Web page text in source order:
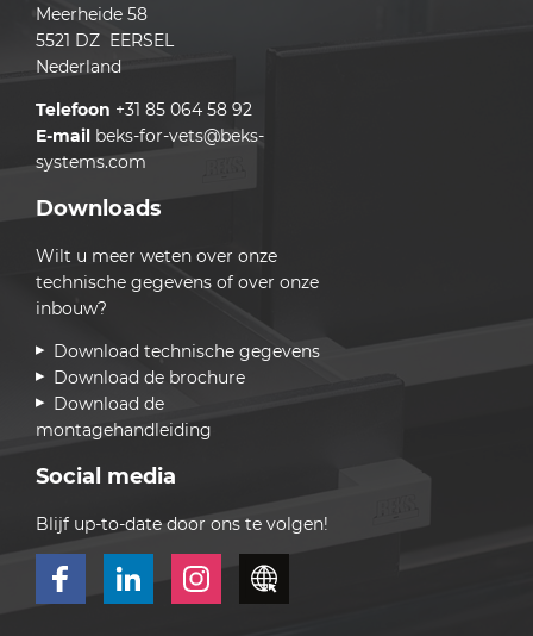
Meerheide 58
5521 DZ EERSEL
Nederland
Telefoon +31 85 064 58 92
E-mail beks-for-vets@beks-
systems.com
Downloads
Wilt u meer weten over onze
technische gegevens of over onze
inbouw?
Download technische gegevens
Download de brochure
Download de
montagehandleiding
Social media
Blijf up-to-date door ons te volgen!